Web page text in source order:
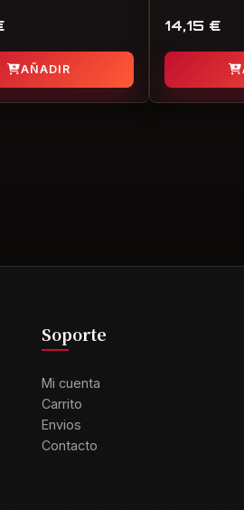
| Novela Gráfica
AÑADIR
14,15 €
Soporte
Mi cuenta
Carrito
Envios
Contacto